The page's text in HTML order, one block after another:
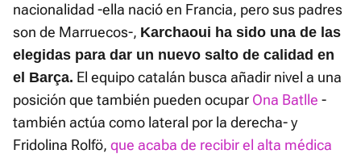
nacionalidad -ella nació en Francia, pero sus padres
son de Marruecos-, Karchaoui ha sido una de las
elegidas para dar un nuevo salto de calidad en
el Barça. El equipo catalán busca añadir nivel a una
posición que también pueden ocupar Ona Batlle -
también actúa como lateral por la derecha- y
Fridolina Rolfö, que acaba de recibir el alta médica